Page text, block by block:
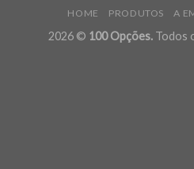
HOME PRODUTOS A
2026 © 100 Opções.Todos